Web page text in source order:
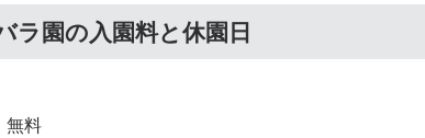
ラ園の入園料と休園日
無料